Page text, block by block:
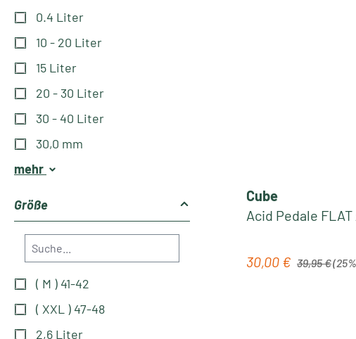
0.4 Liter
10 - 20 Liter
15 Liter
20 - 30 Liter
30 - 40 Liter
30,0 mm
mehr
Größe
( M ) 41-42
( XXL ) 47-48
2,6 Liter
Cube
Acid Pedale FLAT
Verkaufspreis:
30,00 € 39,95 €